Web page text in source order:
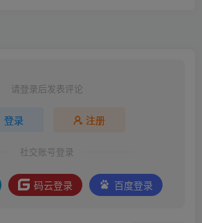
请登录后发表评论
登录 注册
社交账号登录
码云登录 百度登录